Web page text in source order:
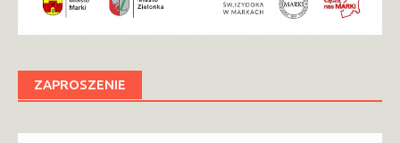
ZAPROSZENIE